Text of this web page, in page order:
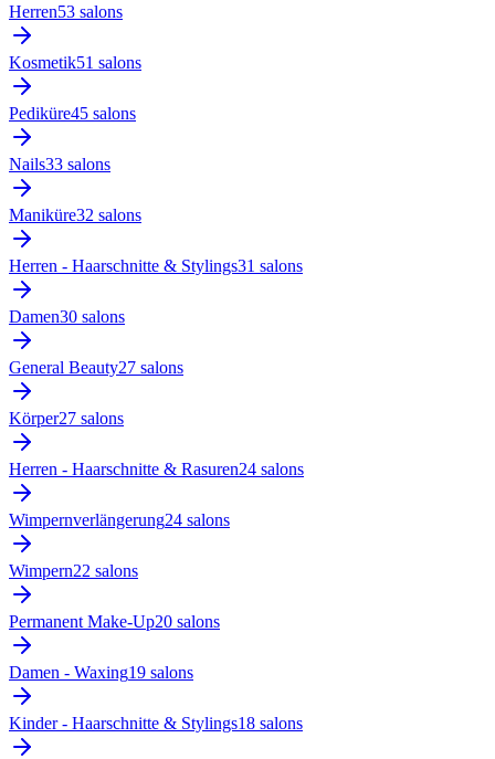
Herren53 salons
Kosmetik51 salons
Pediküre45 salons
Nails33 salons
Maniküre32 salons
Herren - Haarschnitte & Stylings31 salons
Damen30 salons
General Beauty27 salons
Körper27 salons
Herren - Haarschnitte & Rasuren24 salons
Wimpernverlängerung24 salons
Wimpern22 salons
Permanent Make-Up20 salons
Damen - Waxing19 salons
Kinder - Haarschnitte & Stylings18 salons